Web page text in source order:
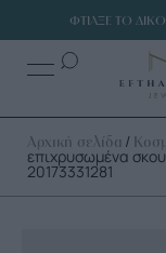
ΦΤΙΑΞΕ ΤΟ
Αρχική σελίδα /
επιχρυσωμένα
20173331281